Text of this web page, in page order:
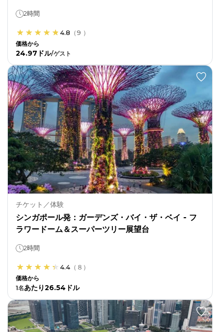
2時間
4.8 （9 ）
価格から
24.97ドル/ゲスト
チケット／体験
シンガポール発：ガーデンズ・バイ・ザ・ベイ - フ
ラワードーム＆スーパーツリー展望台
2時間
4.4 （ ８ ）
価格から
1名あたり26.54ドル